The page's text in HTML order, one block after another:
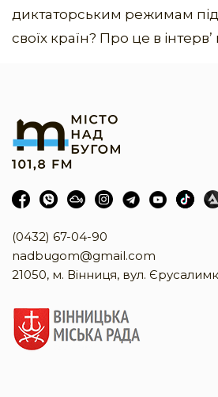
диктаторським режимам
своїх країн? Про це в інтерв’
(0432) 67-04-90
nadbugom@gmail.com
21050, м. Вінниця, вул.